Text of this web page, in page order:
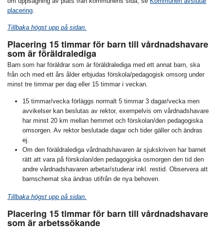
placering.
Tillbaka högst upp på sidan.
Placering 15 timmar för barn till vårdnadshavare
som är föräldralediga
Barn som har föräldrar som är föräldralediga med ett annat barn, ska
från och med ett års ålder erbjudas förskola/pedagogisk omsorg under
minst tre timmar per dag eller 15 timmar i veckan.
15 timmar/vecka förläggs normalt 5 timmar 3 dagar/vecka men
avvikelser kan beslutas av rektor, exempelvis om vårdnadshavare
har minst 20 km mellan hemmet och förskolan/den pedagogiska
omsorgen. Av rektor beslutade dagar och tider gäller och ändras
ej.
Om den föräldralediga vårdnadshavaren är sjukskriven har barnet
rätt att vara på förskolan/den pedagogiska osmorgen den tid den
andre vårdnadshavaren arbetar/studerar inkl. restid. Observera att
barnschemat ska ändras utifrån de nya behoven.
Tillbaka högst upp på sidan.
Placering 15 timmar för barn till vårdnadshavare
som är arbetssökande